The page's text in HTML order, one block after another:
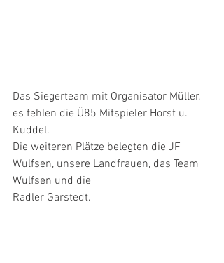
Das Siegerteam mit Organisator Müller,
es fehlen die Ü85 Mitspieler Horst u.
Kuddel.
Die weiteren Plätze belegten die JF
Wulfsen, unsere Landfrauen, das Team
Wulfsen und die
Radler Garstedt.